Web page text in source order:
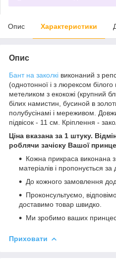
Опис Характеристики
Опис
Бант на заколкі виконаний з
(однотонної і з люрексом
метеликом з екокожі (крупний
білих намистин, бусиной в
полубусінамі і мереживом.
підвісок - 11 см. Кріплення -
Ціна вказана за 1 штуку.
роблячи зачіску Вашої
Кожна прикраса виконана з
матеріалів і пропонується
До кожного замовлення
Проконсультуємо,
доставимо товар швидко.
Ми зробимо ваших
Приховати